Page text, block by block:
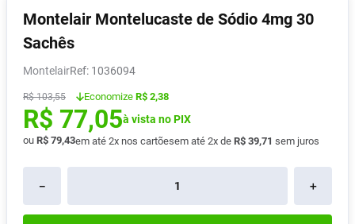
Montelair Montelucaste de Sódio 4mg 30
Sachês
Montelair : 1036094
R$ 103,55 Economize R$ 2,38
R$ 77,05à vista no PIX
ou R$ 79,43em até 2x nos cartõesem até 2x de R$ 39,71 sem juros
＋
－
6º Shampoo
7º Desodorante
8º Absorvente
9 º Vitamina D
10 Lavitan